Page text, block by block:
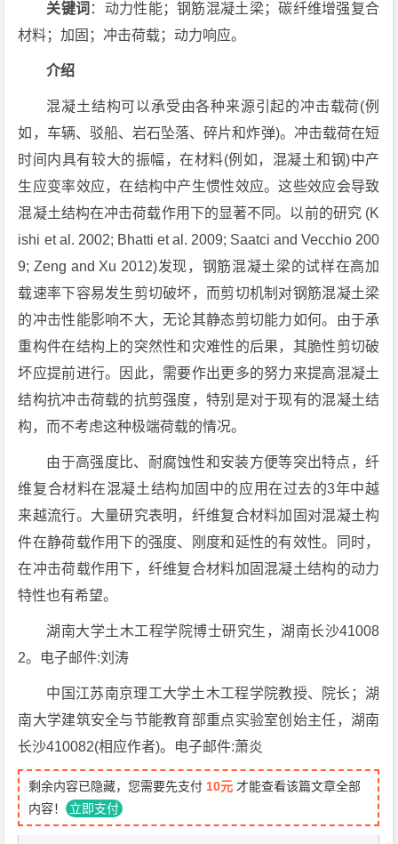
关键词 ：动力性能；钢筋混凝土梁；碳纤维增强复合
材料；加固；冲击荷载；动力响应。
介绍
混凝土结构可以承受由各种来源引起的冲击载荷(例
如，车辆、驳船、岩石坠落、碎片和炸弹)。冲击载荷在短
时间内具有较大的振幅，在材料(例如，混凝土和钢)中产
生应变率效应，在结构中产生惯性效应。这些效应会导致
混凝土结构在冲击荷载作用下的显著不同。以前的研究 (K
ishi et al. 2002; Bhatti et al. 2009; Saatci and Vecchio 200
9; Zeng and Xu 2012)发现，钢筋混凝土梁的试样在高加
载速率下容易发生剪切破坏，而剪切机制对钢筋混凝土梁
的冲击性能影响不大，无论其静态剪切能力如何。由于承
重构件在结构上的突然性和灾难性的后果，其脆性剪切破
坏应提前进行。因此，需要作出更多的努力来提高混凝土
结构抗冲击荷载的抗剪强度，特别是对于现有的混凝土结
构，而不考虑这种极端荷载的情况。
由于高强度比、耐腐蚀性和安装方便等突出特点，纤
维复合材料在混凝土结构加固中的应用在过去的3年中越
来越流行。大量研究表明，纤维复合材料加固对混凝土构
件在静荷载作用下的强度、刚度和延性的有效性。同时，
在冲击荷载作用下，纤维复合材料加固混凝土结构的动力
特性也有希望。
湖南大学土木工程学院博士研究生，湖南长沙41008
2。电子邮件:刘涛
中国江苏南京理工大学土木工程学院教授、院长；湖
南大学建筑安全与节能教育部重点实验室创始主任，湖南
长沙410082(相应作者)。电子邮件:萧炎
剩余内容已隐藏，您需要先支付 10元 才能查看该篇文章全部
内容！ 立即支付